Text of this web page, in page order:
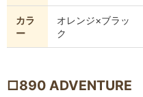
カラ
ー
オレンジ×ブラッ
ク
□890 ADVENTURE